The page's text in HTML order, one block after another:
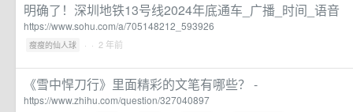
明确了！深圳地铁13号线2024年底通车_广播_时间_语音
https://www.sohu.com/a/705148212_593926
瘦瘦的仙人球 · · 2 年前
《雪中悍刀行》里面精彩的文笔有哪些？ -
https://www.zhihu.com/question/327040897